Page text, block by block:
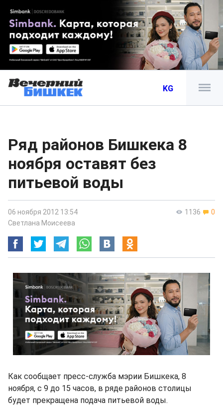
KG
Ряд районов Бишкека 8
ноября оставят без
питьевой воды
1136 0
06 ноября 2012 13:54
Светлана Моисеева
Как сообщает пресс-служба мэрии Бишкека, 8
ноября, с 9 до 15 часов, в ряде районов столицы
будет прекращена подача питьевой воды.